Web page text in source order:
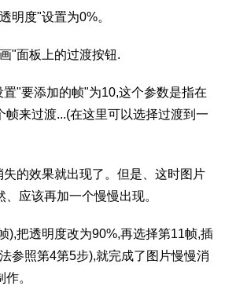
明度"设置为0%。
"面板上的过渡按钮.
"要添加的帧"为10,这个参数是指在
帧来过渡...(在这里可以选择过渡到一
的效果就出现了。但是、这时图片
应该再加一个慢慢出现。
),把透明度改为90%,再选择第11帧,插
参照第4第5步),就完成了图片慢慢消
。